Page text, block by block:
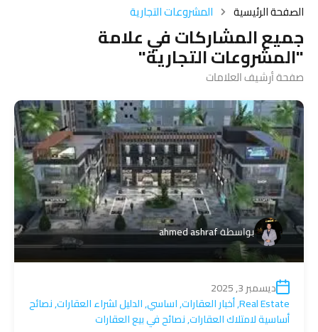
الصفحة الرئيسية المشروعات التجارية
جميع المشاركات في علامة
"المشروعات التجارية"
صفحة أرشيف العلامات
بواسطةahmed ashraf
ديسمبر 3, 2025
Real Estate
,أخبار العقارات,اساسي,الدليل لشراء العقارات,نصائح
أساسية لامتلاك العقارات,نصائح في بيع العقارات